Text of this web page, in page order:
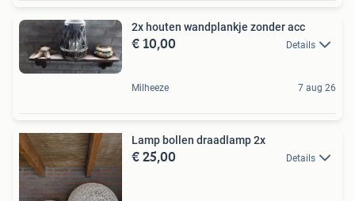
2x houten wandplankje zonder acc
€ 10,00 Details
Milheeze 7 aug 26
Lamp bollen draadlamp 2x
€ 25,00 Details